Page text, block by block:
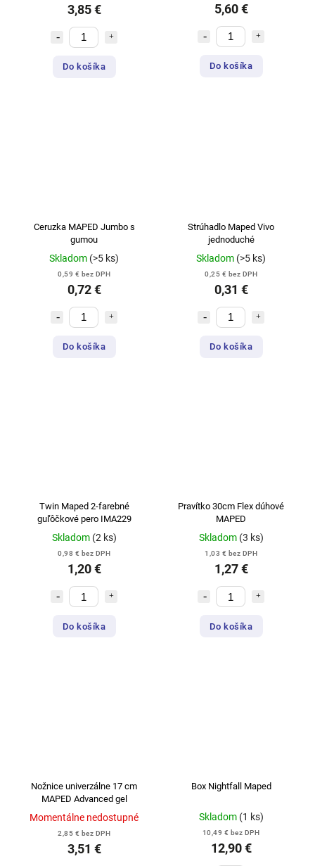
3,85 €
Do košíka
5,60 €
Do košíka
Ceruzka MAPED Jumbo s
gumou
Skladom (>5 ks)
0,59 € bez DPH
0,72 €
Do košíka
Strúhadlo Maped Vivo
jednoduché
Skladom (>5 ks)
0,25 € bez DPH
0,31 €
Do košíka
Twin Maped 2-farebné
guľôčkové pero IMA229
Skladom (2 ks)
0,98 € bez DPH
1,20 €
Do košíka
Pravítko 30cm Flex dúhové
MAPED
Skladom (3 ks)
1,03 € bez DPH
1,27 €
Do košíka
Nožnice univerzálne 17 cm
MAPED Advanced gel
Momentálne nedostupné
2,85 € bez DPH
3,51 €
Box Nightfall Maped
Skladom (1 ks)
10,49 € bez DPH
12,90 €